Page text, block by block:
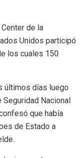
de la
Unidos participó
los cuales 150
últimos días luego
Nacional
que había
de Estado a